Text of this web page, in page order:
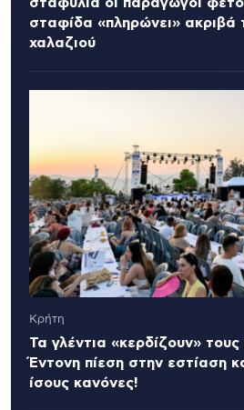
σταφίδα «πληρώνει» ακριβά
χαλαζιού
Κρήτη
Τα γλέντια «κερδίζουν»
Έντονη πίεση στην εστίαση
ίσους κανόνες!